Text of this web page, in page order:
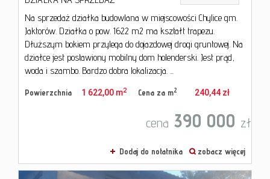
Na sprzedaż działka budowlana w miejscowości Chylice gm.
Jaktorów. Działka o pow. 1622 m2 ma kształt trapezu.
Dłuższym bokiem przylega do dojazdowej drogi gruntowej. Na
działce jest postawiony mobilny dom holenderski. Jest prąd,
woda i szambo. Bardzo dobra lokalizacja. ...
Powierzchnia 1 622,00 m2 Cena za m2 240,44 zł
cena 390 000 zł
Dodaj do notatnika zobacz więcej